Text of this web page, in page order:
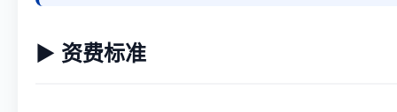
▶ 资费标准